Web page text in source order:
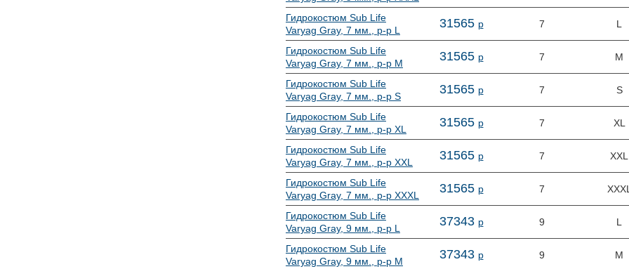
Гидрокостюм Sub Life
Varyag Gray, 7 мм., р-р L
31565 р 7 L
Гидрокостюм Sub Life
Varyag Gray, 7 мм., р-р M
31565 р 7 M
Гидрокостюм Sub Life
Varyag Gray, 7 мм., р-р S
31565 р 7 S
Гидрокостюм Sub Life
Varyag Gray, 7 мм., р-р XL
31565 р 7 XL
Гидрокостюм Sub Life
Varyag Gray, 7 мм., р-р XXL
31565 р 7 XXL
Гидрокостюм Sub Life
Varyag Gray, 7 мм., р-р XXXL
31565 р 7
Гидрокостюм Sub Life
Varyag Gray, 9 мм., р-р L
37343 р 9 L
Гидрокостюм Sub Life
Varyag Gray, 9 мм., р-р M
37343 р 9 M